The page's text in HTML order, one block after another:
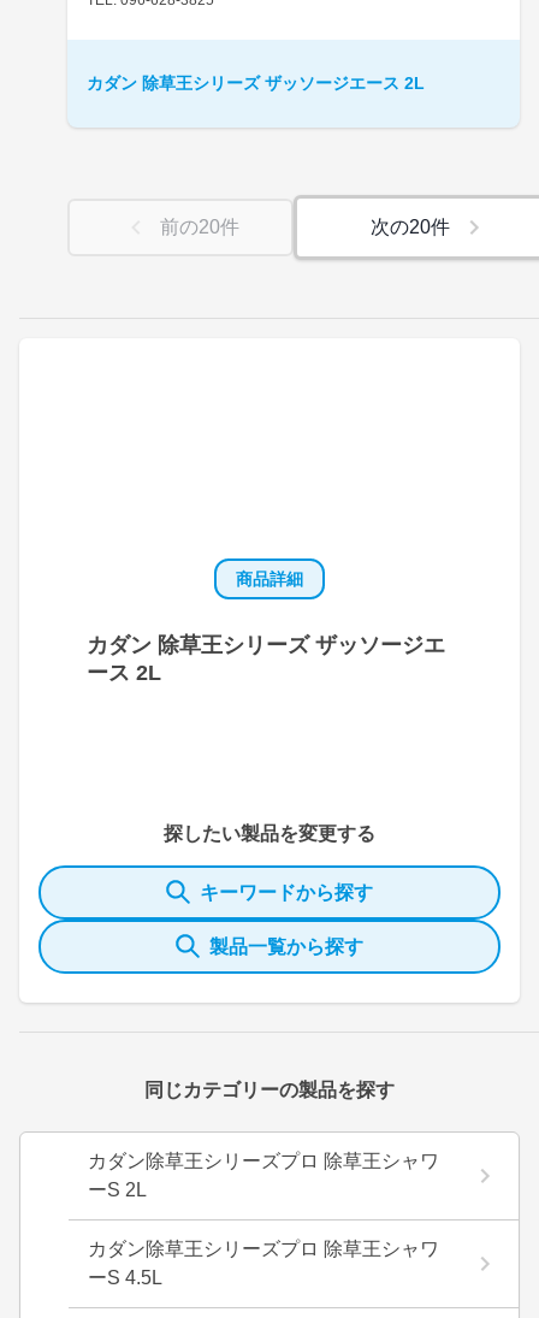
商品詳細
カダン 除草王シリーズ ザッソージエ
ース 2L
探したい製品を変更する
キーワードから探す
製品一覧から探す
同じカテゴリーの製品を探す
カダン除草王シリーズプロ 除草王シャワ
ーS 2L
カダン除草王シリーズプロ 除草王シャワ
ーS 4.5L
カダン 除草王シリーズ ザッソージエース 2L
前の20件 次の20件